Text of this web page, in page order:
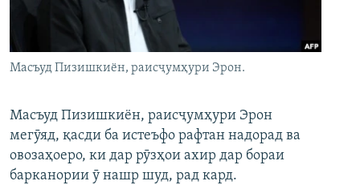
Масъуд Пизишкиён, раисҷумҳури Эрон.
Масъуд Пизишкиён, раисҷумҳури Эрон
мегӯяд, қасди ба истеъфо рафтан надорад ва
овозаҳоеро, ки дар рӯзҳои ахир дар бораи
барканории ӯ нашр шуд, рад кард.